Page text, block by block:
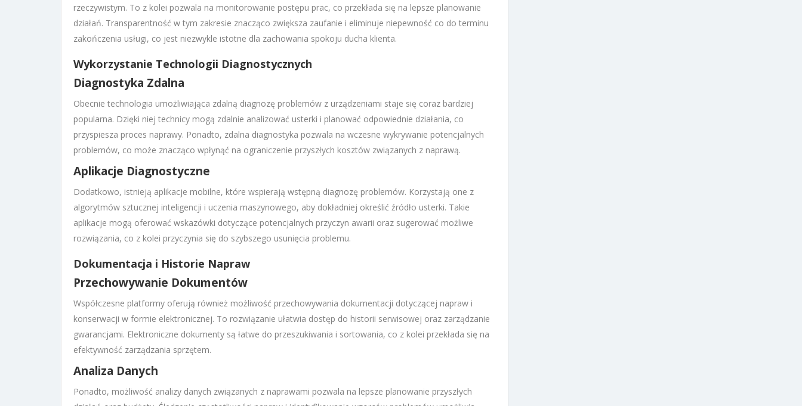
rzeczywistym. To z kolei pozwala na monitorowanie postępu prac, co przekłada się na lepsze planowanie
działań. Transparentność w tym zakresie znacząco zwiększa zaufanie i eliminuje niepewność co do terminu
zakończenia usługi, co jest niezwykle istotne dla zachowania spokoju ducha klienta.
Wykorzystanie Technologii Diagnostycznych
Diagnostyka Zdalna
Obecnie technologia umożliwiająca zdalną diagnozę problemów z urządzeniami staje się coraz bardziej
popularna. Dzięki niej technicy mogą zdalnie analizować usterki i planować odpowiednie działania, co
przyspiesza proces naprawy. Ponadto, zdalna diagnostyka pozwala na wczesne wykrywanie potencjalnych
problemów, co może znacząco wpłynąć na ograniczenie przyszłych kosztów związanych z naprawą.
Aplikacje Diagnostyczne
Dodatkowo, istnieją aplikacje mobilne, które wspierają wstępną diagnozę problemów. Korzystają one z
algorytmów sztucznej inteligencji i uczenia maszynowego, aby dokładniej określić źródło usterki. Takie
aplikacje mogą oferować wskazówki dotyczące potencjalnych przyczyn awarii oraz sugerować możliwe
rozwiązania, co z kolei przyczynia się do szybszego usunięcia problemu.
Dokumentacja i Historie Napraw
Przechowywanie Dokumentów
Współczesne platformy oferują również możliwość przechowywania dokumentacji dotyczącej napraw i
konserwacji w formie elektronicznej. To rozwiązanie ułatwia dostęp do historii serwisowej oraz zarządzanie
gwarancjami. Elektroniczne dokumenty są łatwe do przeszukiwania i sortowania, co z kolei przekłada się na
efektywność zarządzania sprzętem.
Analiza Danych
Ponadto, możliwość analizy danych związanych z naprawami pozwala na lepsze planowanie przyszłych